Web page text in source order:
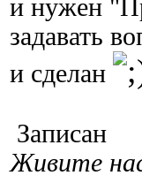
и нужен
задавать
и сделан
Записан
Живите